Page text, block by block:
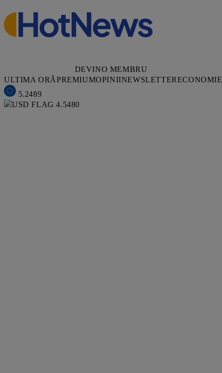
DEVINO MEMBRU
ULTIMA ORĂPREMIUMOPINIINEWSLETTERECONOMIE
5.2489
4.5480